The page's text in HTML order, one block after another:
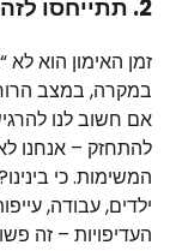
2. תתייחסו
זמן האימון הוא לא
במקרה, במצב
אם חשוב לנו
להתחזק – אנחנו
המשימות. כי
ילדים, עבודה,
העדיפויות – זה